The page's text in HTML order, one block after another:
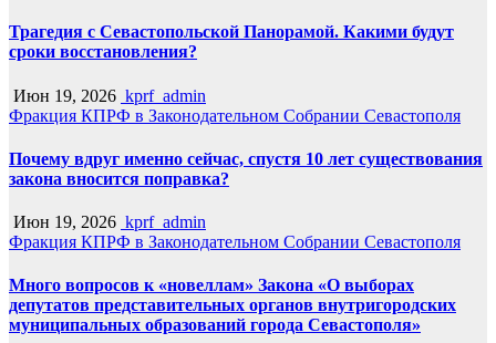
Трагедия с Севастопольской Панорамой. Какими будут
сроки восстановления?
Июн 19, 2026 kprf_admin
Фракция КПРФ в Законодательном Собрании Севастополя
Почему вдруг именно сейчас, спустя 10 лет существования
закона вносится поправка?
Июн 19, 2026 kprf_admin
Фракция КПРФ в Законодательном Собрании Севастополя
Много вопросов к «новеллам» Закона «О выборах
депутатов представительных органов внутригородских
муниципальных образований города Севастополя»